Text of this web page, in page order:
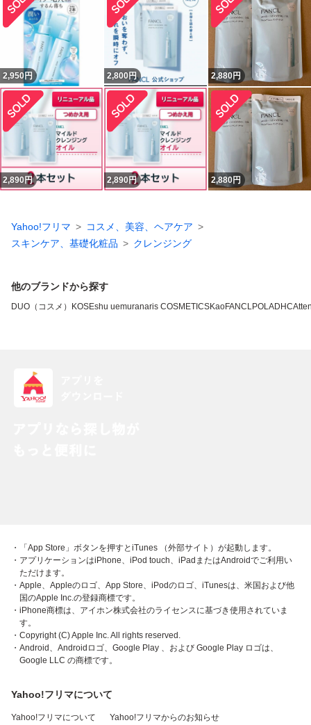
2,950円 2,800 円 2,880円
2,890 円 2,890 円 2,880円
Yahoo!フリマ
コスメ、美容、ヘアケア
スキンケア、基礎化粧品
クレンジング
他のブランドから探す
DUO（コスメ） KOSEshu uemuranaris COSMETICSKaoFANCLPOLADHC
・「App Store」ボタンを押すとiTunes （外部サイト）が起動します。
・アプリケーションはiPhone、iPod touch、iPadまたはAndroidでご利用い
ただけます。
・Apple、Appleのロゴ、App Store、iPodのロゴ、iTunesは、米国および他
国のApple Inc.の登録商標です。
・iPhone商標は、アイホン株式会社のライセンスに基づき使用されていま
す。
・Copyright (C) Apple Inc. All rights reserved.
・Android、Androidロゴ、Google Play 、および Google Play ロゴは、
Google LLC の商標です。
Yahoo!フリマについて
Yahoo!フリマについて Yahoo!フリマからのお知らせ